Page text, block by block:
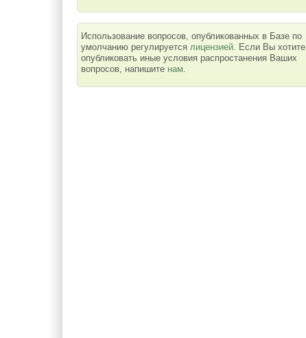
Использование вопросов, опубликованных в Базе по
умолчанию регулируетсялицензией. Если Вы хотите
опубликовать иные условия распростанения Ваших
вопросов, напишите нам.